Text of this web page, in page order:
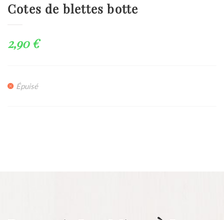
Cotes de blettes botte
2,90€
Épuisé